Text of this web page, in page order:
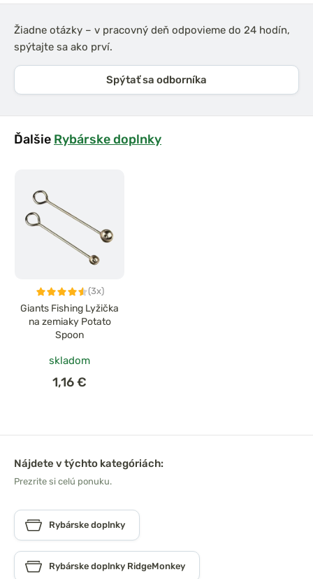
Žiadne otázky – v pracovný deň odpovieme do 24 hodín,
spýtajte sa ako prví.
Spýtať sa odborníka
Ďalšie Rybárske doplnky
(3x)
Giants Fishing Lyžička
na zemiaky Potato
Spoon
skladom
1,16 €
Nájdete v týchto kategóriách:
Prezrite si celú ponuku.
Rybárske doplnky
Rybárske doplnky RidgeMonkey